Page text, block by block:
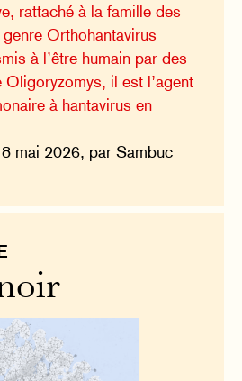
rattaché à la famille des
Orthohantavirus
à l’être humain par des
Oligoryzomys, il est l’agent
à hantavirus en
mai 2026, par Sambuc